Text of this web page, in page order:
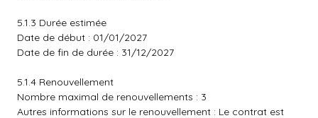
5.1.3 Durée estimée
Date de début : 01/01/2027
Date de fin de durée : 31/12/2027
5.1.4 Renouvellement
Nombre maximal de renouvellements : 3
Autres informations sur le renouvellement : Le contrat est